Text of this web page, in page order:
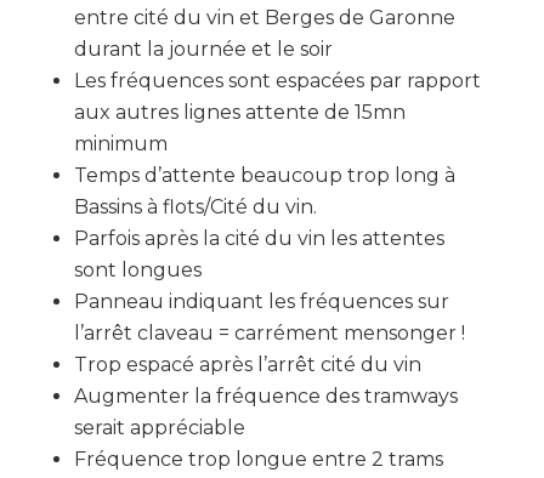
entre cité du vin et Berges de Garonne
durant la journée et le soir
Les fréquences sont espacées par rapport
aux autres lignes attente de 15mn
minimum
Temps d’attente beaucoup trop long à
Bassins à flots/Cité du vin.
Parfois après la cité du vin les attentes
sont longues
Panneau indiquant les fréquences sur
l’arrêt claveau = carrément mensonger !
Trop espacé après l’arrêt cité du vin
Augmenter la fréquence des tramways
serait appréciable
Fréquence trop longue entre 2 trams